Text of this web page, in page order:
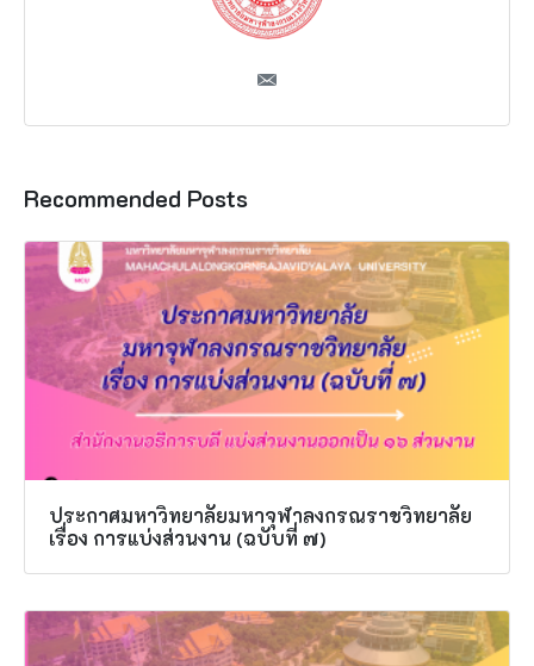
Recommended Posts
ประกาศมหาวิทยาลัยมหาจุฬาลงกรณราชวิทยาลัย
เรื่อง การแบ่งส่วนงาน (ฉบับที่ ๗)